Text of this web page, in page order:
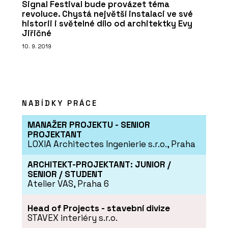
Signal Festival bude provázet téma
revoluce. Chystá největší instalaci ve své
historii i světelné dílo od architektky Evy
Jiřičné
10. 9. 2019
NABÍDKY PRÁCE
MANAŽER PROJEKTU - SENIOR
PROJEKTANT
LOXIA Architectes Ingenierie s.r.o., Praha
ARCHITEKT-PROJEKTANT: JUNIOR /
SENIOR / STUDENT
Atelier VAS, Praha 6
Head of Projects - stavební divize
STAVEX interiéry s.r.o.